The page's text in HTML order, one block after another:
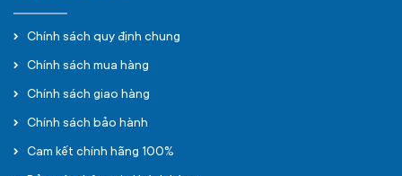
Chính sách quy định chung
Chính sách mua hàng
Chính sách giao hàng
Chính sách bảo hành
Cam kết chính hãng 100%